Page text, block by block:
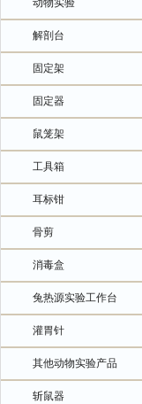
动物实验
解剖台
固定架
固定器
鼠笼架
工具箱
耳标钳
骨剪
消毒盒
兔热源实验工作台
灌胃针
其他动物实验产品
斩鼠器